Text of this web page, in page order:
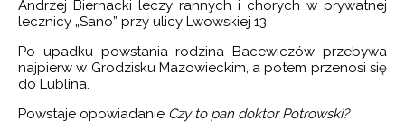
Andrzej Biernacki leczy rannych i chorych w prywatnej
lecznicy „Sano” przy ulicy Lwowskiej 13.
Po upadku powstania rodzina Bacewiczów przebywa
najpierw w Grodzisku Mazowieckim, a potem przenosi się
do Lublina.
Powstaje opowiadanie Czy to pan doktor Potrowski?